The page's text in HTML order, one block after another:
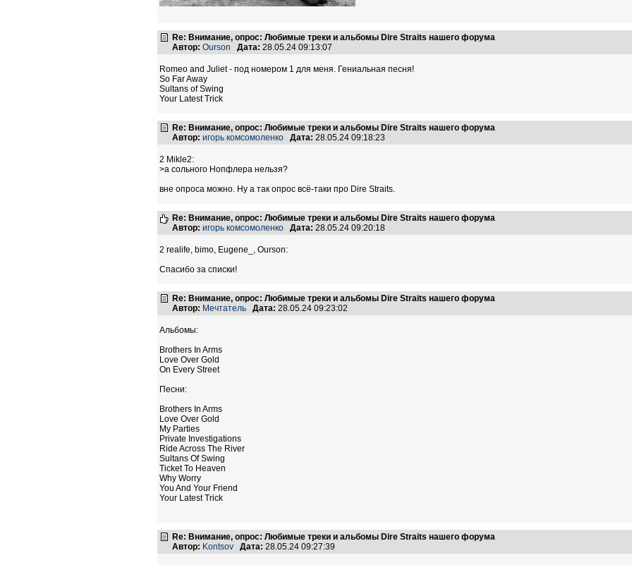
Re: Внимание, опрос: Любимые треки и альбомы Dire Straits нашего форума
Автор: Ourson Дата: 28.05.24 09:13:07
Romeo and Juliet - под номером 1 для меня. Гениальная песня!
So Far Away
Sultans of Swing
Your Latest Trick
Re: Внимание, опрос: Любимые треки и альбомы Dire Straits нашего форума
Автор: игорь комсомоленко Дата: 28.05.24 09:18:23
2 Mikle2:
>а сольного Нопфлера нельзя?
вне опроса можно. Ну а так опрос всё-таки про Dire Straits.
Re: Внимание, опрос: Любимые треки и альбомы Dire Straits нашего форума
Автор: игорь комсомоленко Дата: 28.05.24 09:20:18
2 realife, bimo, Eugene_, Ourson:
Спасибо за списки!
Re: Внимание, опрос: Любимые треки и альбомы Dire Straits нашего форума
Автор: Мечтатель Дата: 28.05.24 09:23:02
Альбомы:
Brothers In Arms
Love Over Gold
On Every Street
Песни:
Brothers In Arms
Love Over Gold
My Parties
Private Investigations
Ride Across The River
Sultans Of Swing
Ticket To Heaven
Why Worry
You And Your Friend
Your Latest Trick
Re: Внимание, опрос: Любимые треки и альбомы Dire Straits нашего форума
Автор: Kontsov Дата: 28.05.24 09:27:39